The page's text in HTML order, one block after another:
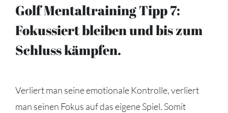
Golf Mentaltraining Tipp 7:
Fokussiert bleiben und bis zum
Schluss kämpfen.
Verliert man seine emotionale Kontrolle, verliert
man seinen Fokus auf das eigene Spiel. Somit